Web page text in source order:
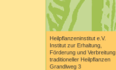
Heilpflanzeninstitut e.V.
Institut zur Erhaltung,
Förderung und Verbreitung
traditioneller Heilpflanzen
Grandlweg 3